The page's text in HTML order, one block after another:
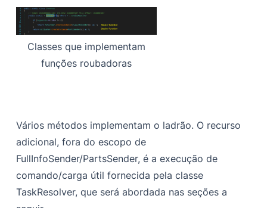
Classes que implementam
funções roubadoras
Vários métodos implementam o ladrão. O recurso
adicional, fora do escopo de
FullInfoSender/PartsSender, é a execução de
comando/carga útil fornecida pela classe
TaskResolver, que será abordada nas seções a